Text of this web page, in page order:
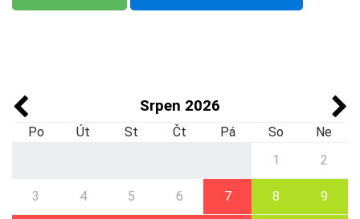
Srpen 2026
Po Út St Čt Pá So
Ne
1
2
3 4 5 6 7 8 9